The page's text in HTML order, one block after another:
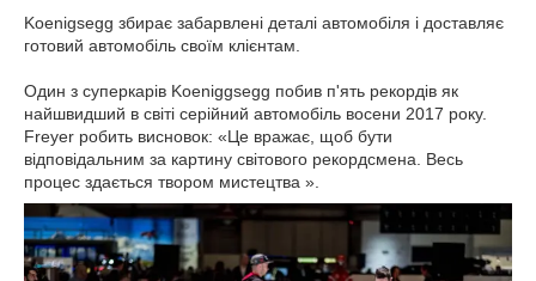
Koenigsegg збирає забарвлені деталі автомобіля і доставляє
готовий автомобіль своїм клієнтам.
Один з суперкарів Koeniggsegg побив п'ять рекордів як
найшвидший в світі серійний автомобіль восени 2017 року.
Freyer робить висновок: «Це вражає, щоб бути
відповідальним за картину світового рекордсмена. Весь
процес здається твором мистецтва ».